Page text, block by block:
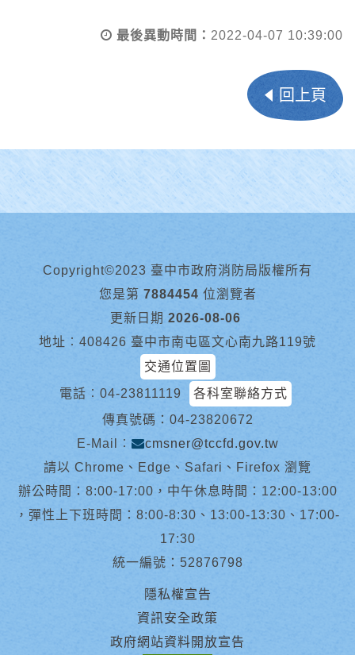
最後異動時間： 2022-04-07 10:39:00
回上頁
Copyright©2023 臺中市政府消防局版權所有
您是第 7884454 位瀏覽者
更新日期 2026-08-06
地址︰408426 臺中市南屯區文心南九路119號
交通位置圖
電話︰ 04-23811119
各科室聯絡方式
傳真號碼：04-23820672
E-Mail︰
cmsner@tccfd.gov.tw
請以 Chrome、Edge、Safari、Firefox 瀏覽
辦公時間：8:00-17:00，中午休息時間：12:00-13:00
，彈性上下班時間：8:00-8:30、13:00-13:30、17:00-
17:30
統一編號：52876798
隱私權宣告
資訊安全政策
政府網站資料開放宣告